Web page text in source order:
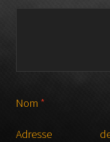
Nom *
Adresse